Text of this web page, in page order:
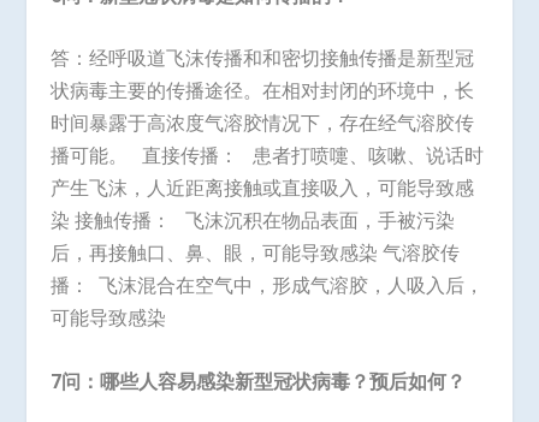
答：经呼吸道飞沫传播和和密切接触传播是新型冠
状病毒主要的传播途径。在相对封闭的环境中，长
时间暴露于高浓度气溶胶情况下，存在经气溶胶传
播可能。 直接传播： 患者打喷嚏、咳嗽、说话时
产生飞沫，人近距离接触或直接吸入，可能导致感
染 接触传播： 飞沫沉积在物品表面，手被污染
后，再接触口、鼻、眼，可能导致感染 气溶胶传
播： 飞沫混合在空气中，形成气溶胶，人吸入后，
可能导致感染
7问：哪些人容易感染新型冠状病毒？预后如何？